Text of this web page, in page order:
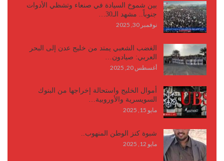
بين شموخ السيادة في صنعاء وتشظي الأدوات
جنوباً.. مشهد الـ30…
نوفمبر 30, 2025
الغضب الشعبي يمتد من خليج عدن إلى البحر
العربي: صيادون…
أغسطس 20, 2025
أموال الخليج واستحالة إخراجها من البنوك
السويسرية والأوروبية…
مايو 15, 2025
شبوة كنز الوطن المنهوب..
مايو 12, 2025